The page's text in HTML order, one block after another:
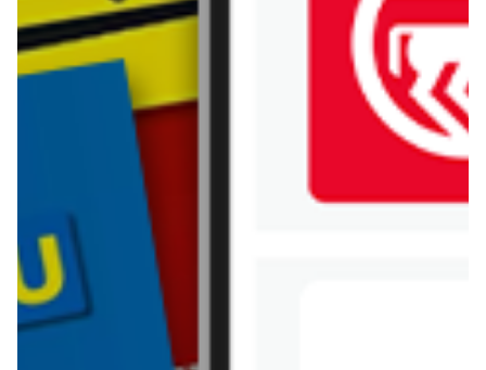
Castorama
Najlepsze oferty Gazetka 06.08-02.09
WIĘCEJ GAZETEK
CASTORAMA